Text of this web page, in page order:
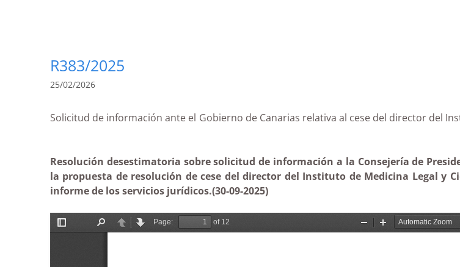
R383/2025
25/02/2026
Solicitud de información ante el Gobierno de Canarias relativa al cese
Resolución desestimatoria sobre solicitud de información a la Consejería de
la propuesta de resolución de cese del director del Instituto de Medicina Legal y
informe de los servicios jurídicos.(30-09-2025)